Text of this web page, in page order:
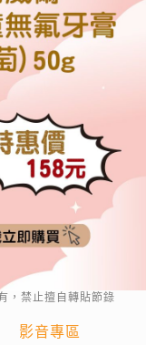
，禁止擅自轉貼節錄
影音專區